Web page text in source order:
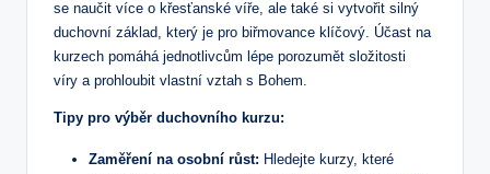
se naučit více o křesťanské ‍víře, ale také si vytvořit silný
duchovní základ, který je pro biřmovance klíčový. Účast na
‍kurzech pomáhá jednotlivcům lépe porozumět složitosti
⁢víry​ a prohloubit vlastní vztah s Bohem.
Tipy pro výběr duchovního kurzu:
Zaměření na osobní růst: Hledejte kurzy, které